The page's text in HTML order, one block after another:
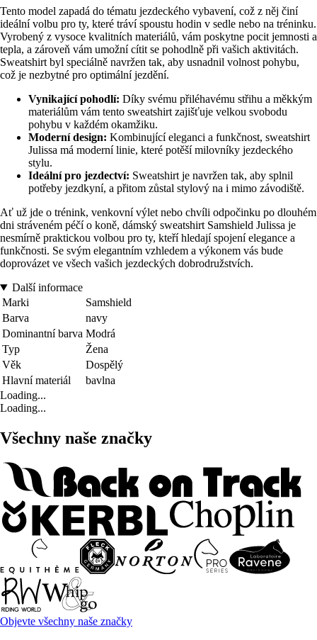
Tento model zapadá do tématu jezdeckého vybavení, což z něj činí
ideální volbu pro ty, které tráví spoustu hodin v sedle nebo na tréninku.
Vyrobený z vysoce kvalitních materiálů, vám poskytne pocit jemnosti a
tepla, a zároveň vám umožní cítit se pohodlně při vašich aktivitách.
Sweatshirt byl speciálně navržen tak, aby usnadnil volnost pohybu,
což je nezbytné pro optimální jezdění.
Vynikající pohodlí: Díky svému přiléhavému střihu a měkkým
materiálům vám tento sweatshirt zajišťuje velkou svobodu
pohybu v každém okamžiku.
Moderní design: Kombinující eleganci a funkčnost, sweatshirt
Julissa má moderní linie, které potěší milovníky jezdeckého
stylu.
Ideální pro jezdectví: Sweatshirt je navržen tak, aby splnil
potřeby jezdkyní, a přitom zůstal stylový na i mimo závodiště.
Ať už jde o trénink, venkovní výlet nebo chvíli odpočinku po dlouhém
dni stráveném péčí o koně, dámský sweatshirt Samshield Julissa je
nesmírně praktickou volbou pro ty, kteří hledají spojení elegance a
funkčnosti. Se svým elegantním vzhledem a výkonem vás bude
doprovázet ve všech vašich jezdeckých dobrodružstvích.
Další informace
Marki
Samshield
Barva
navy
Dominantní barva Modrá
Typ
Žena
Věk
Dospělý
Hlavní materiál
bavlna
Loading...
Loading...
Všechny naše značky
Objevte všechny naše značky